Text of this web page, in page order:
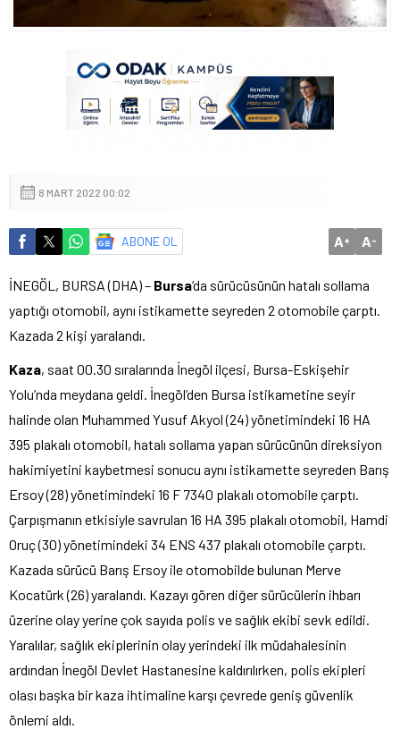
8 MART 2022 00:02
ABONE OL A+ A-
İNEGÖL, BURSA (DHA) – Bursa‘da sürücüsünün hatalı sollama
yaptığı otomobil, aynı istikamette seyreden 2 otomobile çarptı.
Kazada 2 kişi yaralandı.
Kaza, saat 00.30 sıralarında İnegöl ilçesi, Bursa-Eskişehir
Yolu’nda meydana geldi. İnegöl’den Bursa istikametine seyir
halinde olan Muhammed Yusuf Akyol (24) yönetimindeki 16 HA
395 plakalı otomobil, hatalı sollama yapan sürücünün direksiyon
hakimiyetini kaybetmesi sonucu aynı istikamette seyreden Barış
Ersoy (28) yönetimindeki 16 F 7340 plakalı otomobile çarptı.
Çarpışmanın etkisiyle savrulan 16 HA 395 plakalı otomobil, Hamdi
Oruç (30) yönetimindeki 34 ENS 437 plakalı otomobile çarptı.
Kazada sürücü Barış Ersoy ile otomobilde bulunan Merve
Kocatürk (26) yaralandı. Kazayı gören diğer sürücülerin ihbarı
üzerine olay yerine çok sayıda polis ve sağlık ekibi sevk edildi.
Yaralılar, sağlık ekiplerinin olay yerindeki ilk müdahalesinin
ardından İnegöl Devlet Hastanesine kaldırılırken, polis ekipleri
olası başka bir kaza ihtimaline karşı çevrede geniş güvenlik
önlemi aldı.